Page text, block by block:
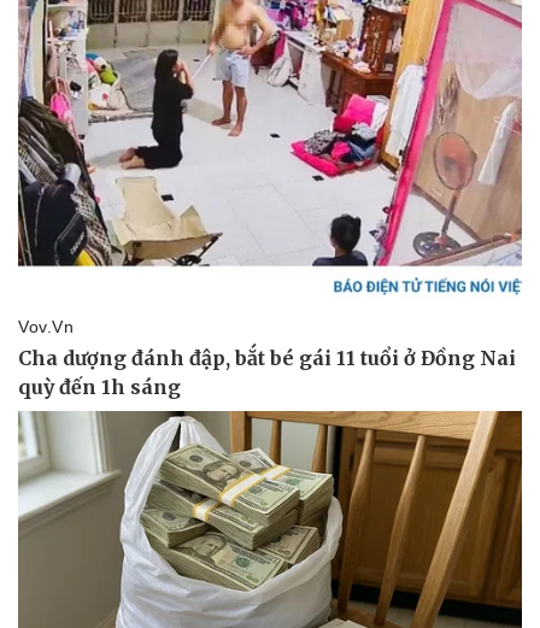
Pháp luật
Vụ án
Tin nóng
Tư vấn luật
Quân sự - Quốc phòng
Vũ khí
Việt Nam
Phân tích